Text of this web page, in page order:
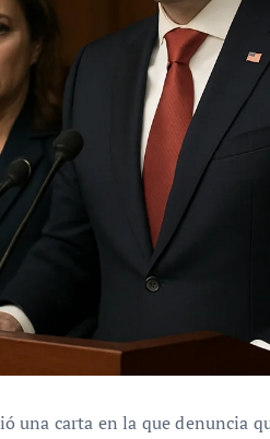
una carta en la que denuncia